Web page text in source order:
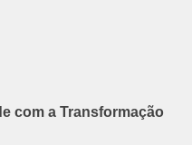
com a Transformação